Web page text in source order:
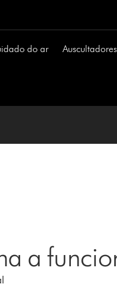
do ar Auscultadores
a